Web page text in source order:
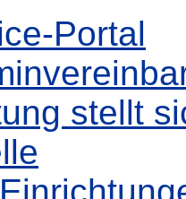
Portal
stellt